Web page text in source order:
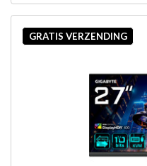
GRATIS VERZENDING